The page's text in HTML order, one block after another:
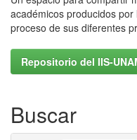
académicos producidos
proceso de sus diferentes
Repositorio del IIS-
Buscar